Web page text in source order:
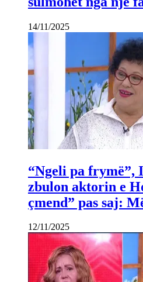
14/11/2025
“Ngeli pa
zbulon aktorin e
çmend” pas saj:
12/11/2025